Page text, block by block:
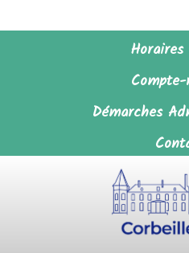
Démarches